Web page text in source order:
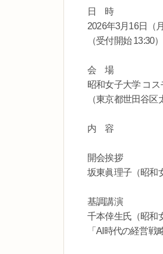
日 時
2026年3月16日（
（受付開始 13:30）
会 場
昭和女子大学 コス
（東京都世田谷区
内 容
開会挨拶
坂東眞理子（昭和
基調講演
千本倖生氏（昭和
「AI時代の経営戦